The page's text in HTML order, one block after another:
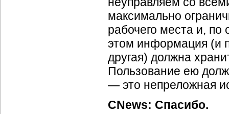
максимально
рабочего места и, по
этом информация (и
другая) должна
Пользование ею
— это непреложная
CNews: Спасибо.